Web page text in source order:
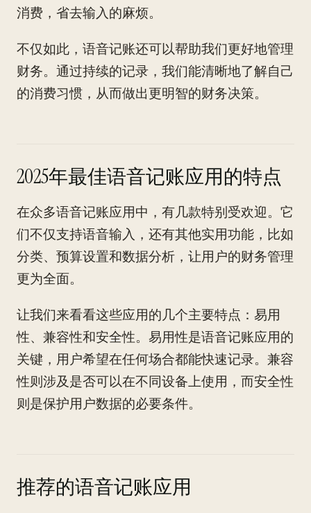
消费，省去输入的麻烦。
不仅如此，语音记账还可以帮助我们更好地管理
财务。通过持续的记录，我们能清晰地了解自己
的消费习惯，从而做出更明智的财务决策。
2025年最佳语音记账应用的特点
在众多语音记账应用中，有几款特别受欢迎。它
们不仅支持语音输入，还有其他实用功能，比如
分类、预算设置和数据分析，让用户的财务管理
更为全面。
让我们来看看这些应用的几个主要特点：易用
性、兼容性和安全性。易用性是语音记账应用的
关键，用户希望在任何场合都能快速记录。兼容
性则涉及是否可以在不同设备上使用，而安全性
则是保护用户数据的必要条件。
推荐的语音记账应用